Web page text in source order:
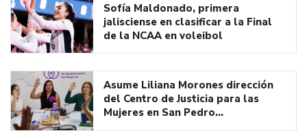
Sofía Maldonado, primera
jalisciense en clasificar a la Final
de la NCAA en voleibol
Asume Liliana Morones dirección
del Centro de Justicia para las
Mujeres en San Pedro…